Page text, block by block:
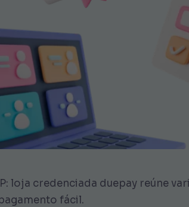
loja credenciada duepay reúne
fácil.